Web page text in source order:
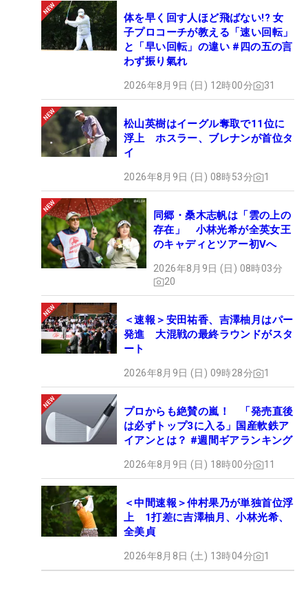
体を早く回す人ほど飛ばない!? 女
子プロコーチが教える「速い回転」
と「早い回転」の違い #四の五の言
わず振り氣れ
2026年8月9日 (日) 12時00分 31
松山英樹はイーグル奪取で11位に
浮上 ホスラー、ブレナンが首位タ
イ
2026年8月9日 (日) 08時53分 1
同郷・桑木志帆は「雲の上の
存在」 小林光希が全英女王
のキャディとツアー初Vへ
2026年8月9日 (日) 08時03分
20
＜速報＞安田祐香、吉澤柚月はパー
発進 大混戦の最終ラウンドがスタ
ート
2026年8月9日 (日) 09時28分 1
プロからも絶賛の嵐！ 「発売直後
は必ずトップ3に入る」国産軟鉄ア
イアンとは？ #週間ギアランキング
2026年8月9日 (日) 18時00分 11
＜中間速報＞仲村果乃が単独首位浮
上 1打差に吉澤柚月、小林光希、
全美貞
2026年8月8日 (土) 13時04分 1